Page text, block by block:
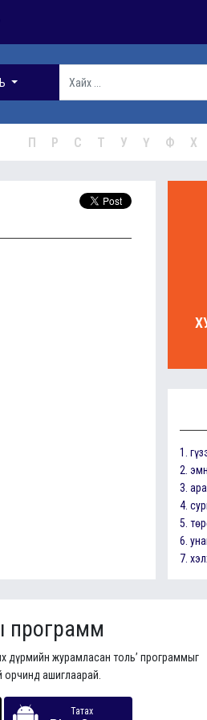
П Р С Т У Ү Ф Х
1.
2.
3.
4.
5.
6.
7.
программ
дүрмийн журамласан толь’ программыг
орчинд ашиглаарай.
Татах